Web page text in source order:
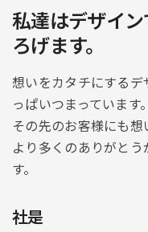
私達はデザイ
ろげます。
想いをカタチにする
っぱいつまっています。
その先のお客様にも想
より多くのありがと
す。
社是